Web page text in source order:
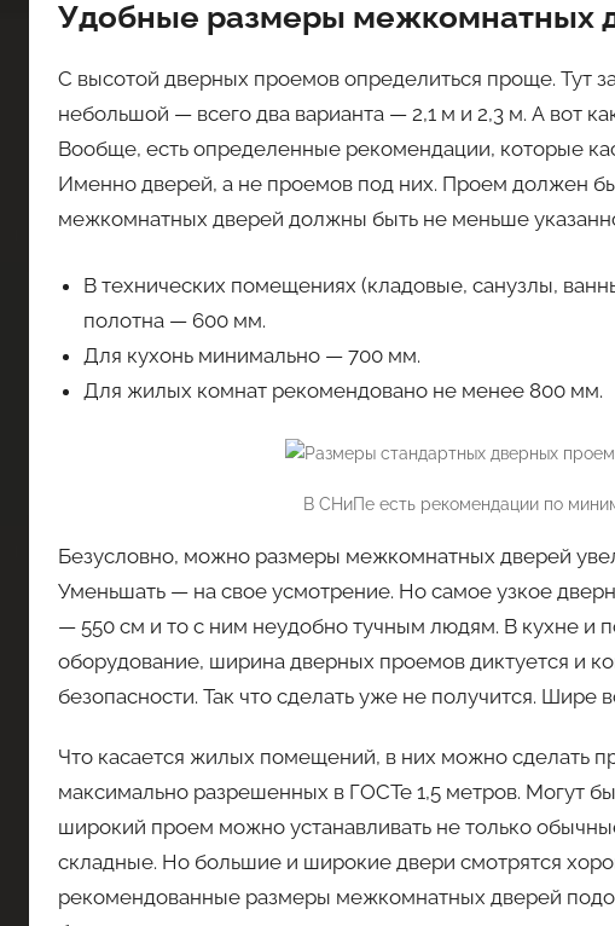
Удобные размеры межкомнатных
С высотой дверных проемов определиться проще. Тут
небольшой — всего два варианта — 2,1 м и 2,3 м. А вот
Вообще, есть определенные рекомендации, которые
Именно дверей, а не проемов под них. Проем должен
межкомнатных дверей должны быть не меньше
В технических помещениях (кладовые, санузлы,
полотна — 600 мм.
Для кухонь минимально — 700 мм.
Для жилых комнат рекомендовано не менее 800 мм.
В СНиПе есть рекомендации по
Безусловно, можно размеры межкомнатных дверей
Уменьшать — на свое усмотрение. Но самое узкое
— 550 см и то с ним неудобно тучным людям. В кухне и
оборудование, ширина дверных проемов диктуется и
безопасности. Так что сделать уже не получится. Шире
Что касается жилых помещений, в них можно сделать
максимально разрешенных в ГОСТе 1,5 метров. Могут
широкий проем можно устанавливать не только
складные. Но большие и широкие двери смотрятся
рекомендованные размеры межкомнатных дверей